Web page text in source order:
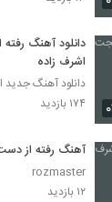
دانلود آهنگ
اشرف زاده
دانلود آهنگ جدید
۱۷۴ بازدید
آهنگ رفته از
rozmaster
۱۲ بازدید